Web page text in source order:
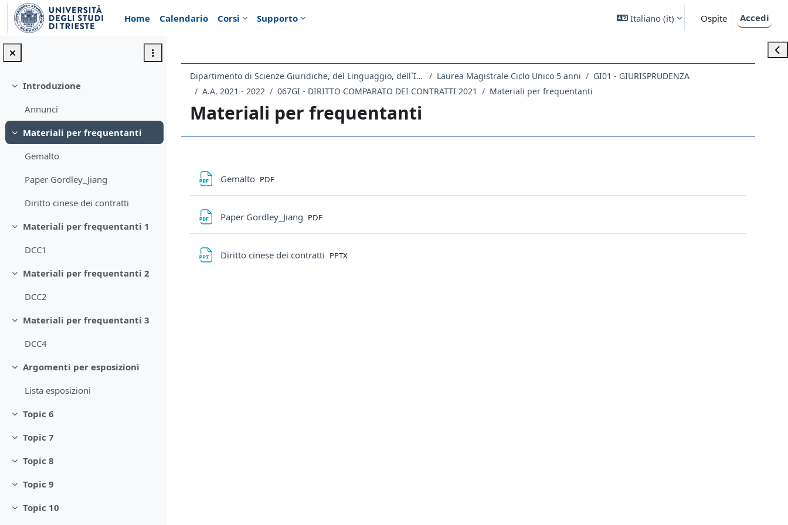
Vai al contenuto principale
Home
Calendario Corsi Supporto Italiano ‎(it)‎ Ospite Accedi
Minimizza
Introduzione
Annunci
Minimizza
Materiali per frequentanti
Gemalto
Paper Gordley_Jiang
Diritto cinese dei contratti
Minimizza
Materiali per frequentanti 1
DCC1
Minimizza
Materiali per frequentanti 2
DCC2
Minimizza
Materiali per frequentanti 3
DCC4
Minimizza
Argomenti per esposizioni
Lista esposizioni
Minimizza
Topic 6
Minimizza
Topic 7
Minimizza
Topic 8
Minimizza
Topic 9
Minimizza
Topic 10
Dipartimento di Scienze Giuridiche, del Linguaggio, dell`Interpretazione e della Traduzione Laurea Magistrale Ciclo Unico 5 anni
GI01 - GIURISPRUDENZA
A.A. 2021 - 2022
067GI - DIRITTO COMPARATO DEI CONTRATTI 2021 Materiali per frequentanti
Materiali per frequentanti
Gemalto File
PDF
Paper Gordley_Jiang File
PDF
Diritto cinese dei contratti File
PPTX